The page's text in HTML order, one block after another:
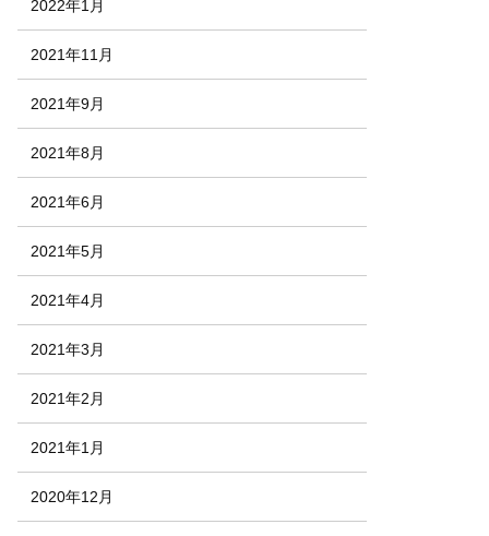
2022年1月
2021年11月
2021年9月
2021年8月
2021年6月
2021年5月
2021年4月
2021年3月
2021年2月
2021年1月
2020年12月